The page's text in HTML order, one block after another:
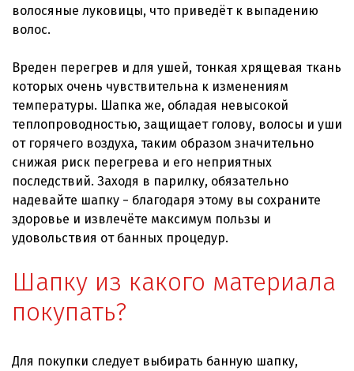
волосяные луковицы, что приведёт к выпадению
волос.
Вреден перегрев и для ушей, тонкая хрящевая ткань
которых очень чувствительна к изменениям
температуры. Шапка же, обладая невысокой
теплопроводностью, защищает голову, волосы и уши
от горячего воздуха, таким образом значительно
снижая риск перегрева и его неприятных
последствий. Заходя в парилку, обязательно
надевайте шапку − благодаря этому вы сохраните
здоровье и извлечёте максимум пользы и
удовольствия от банных процедур.
Шапку из какого материала
покупать?
Для покупки следует выбирать банную шапку,